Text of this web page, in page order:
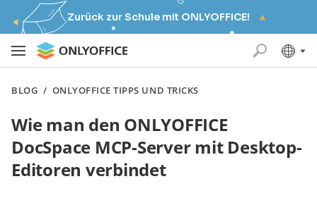
Zurück zur Schule mit ONLYOFFICE!
BLOG / ONLYOFFICE TIPPS UND TRICKS
Wie man den ONLYOFFICE
DocSpace MCP-Server mit Desktop-
Editoren verbindet